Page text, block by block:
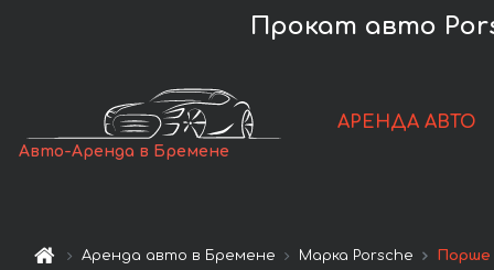
Прокат авто
Авто-Аренда в Бремене
АРЕНДА АВТО
Аренда авто в Бремене Марка Porsche Порше